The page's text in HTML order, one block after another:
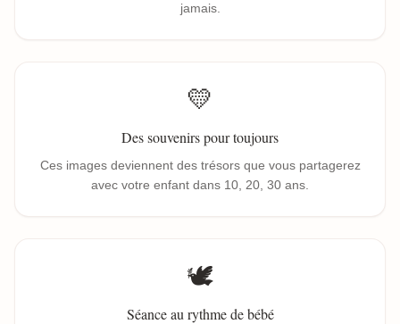
jamais.
💛
Des souvenirs pour toujours
Ces images deviennent des trésors que vous partagerez
avec votre enfant dans 10, 20, 30 ans.
🕊️
Séance au rythme de bébé